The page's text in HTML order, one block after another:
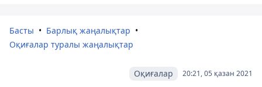
Басты
Барлық жаңалықтар
Оқиғалар туралы жаңалықтар
20:21, 05 қазан 2021
Оқиғалар